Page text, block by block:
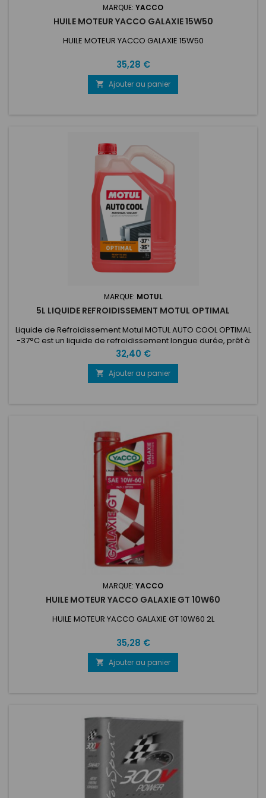
MARQUE: YACCO
HUILE MOTEUR YACCO GALAXIE 15W50
HUILE MOTEUR YACCO GALAXIE 15W50
Prix
35,28 €
 Ajouter au panier
MARQUE: MOTUL
5L LIQUIDE REFROIDISSEMENT MOTUL OPTIMAL
Liquide de Refroidissement Motul MOTUL AUTO COOL OPTIMAL
-37°C est un liquide de refroidissement longue durée, prêt à
l'emploi, élaboré à base de monoéthylèneglycol, utilisant
une technologie d’additivation organique de type OAT –
Organic Acid Technology, appelée Organic Tech.
Particulièrement recommandé pour les circuits de
Prix
32,40 €
 Ajouter au panier
MARQUE: YACCO
HUILE MOTEUR YACCO GALAXIE GT 10W60
HUILE MOTEUR YACCO GALAXIE GT 10W60 2L
Prix
35,28 €
 Ajouter au panier